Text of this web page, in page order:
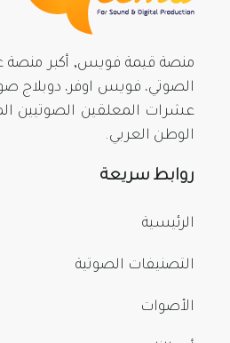
منصة قيمة فويس, أكبر منصة
الصوتي، فويس اوفر، دوبلاج
عشرات المعلقين الصوتيين
الوطن العربي.
روابط سريعة
الرئيسية
التصنيفات الصوتية
الأصوات